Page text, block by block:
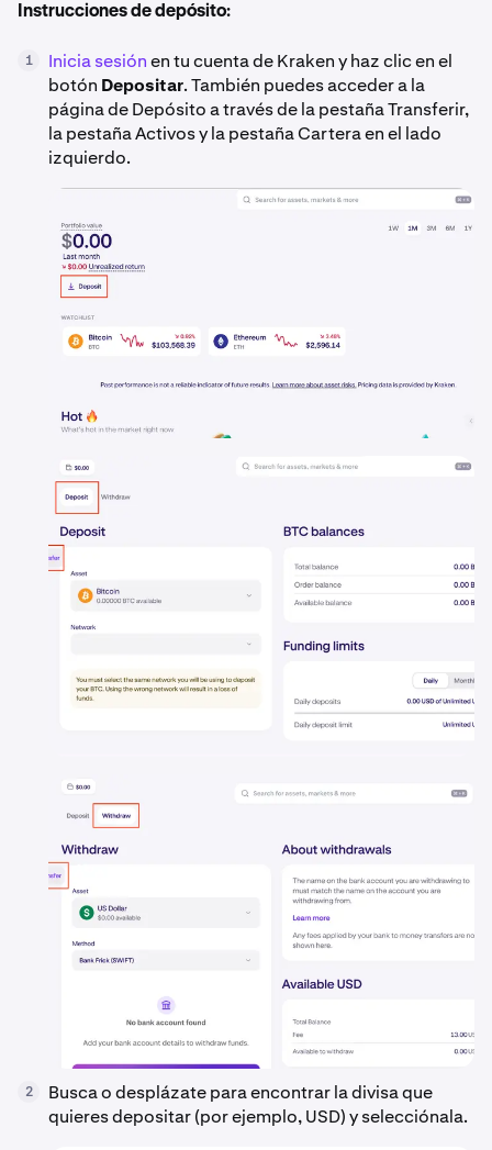
Instrucciones de depósito:
1 Inicia sesiónen tu cuenta de Kraken y haz clic en el
botón Depositar. También puedes acceder a la
página de Depósito a través de la pestaña Transferir,
la pestaña Activos y la pestaña Cartera en el lado
izquierdo.
2
Busca o desplázate para encontrar la divisa que
quieres depositar (por ejemplo, USD) y selecciónala.